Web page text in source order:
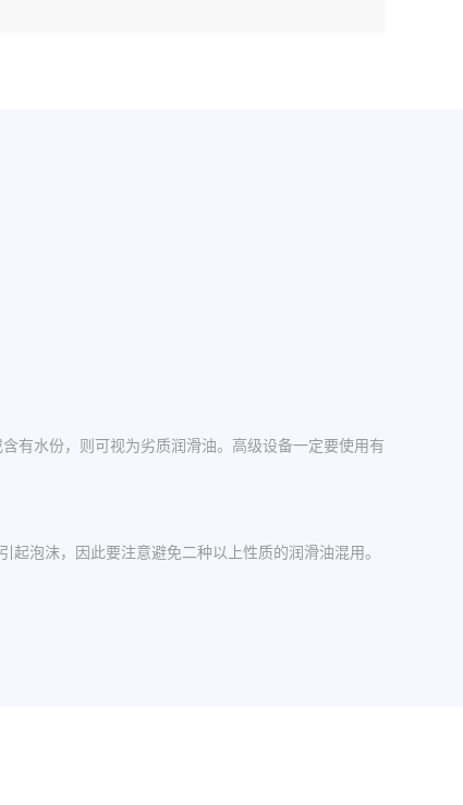
有水份，则可视为劣质润滑油。高级设备一定要使用有
泡沫，因此要注意避免二种以上性质的润滑油混用。
设备应检查油封是否损坏，换油时检查箱体内是否有